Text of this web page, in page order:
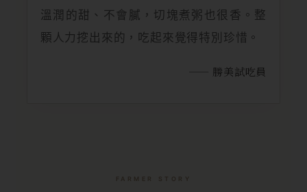
溫潤的甜、不會膩，切塊煮粥也很香。整
顆人力挖出來的，吃起來覺得特別珍惜。
—— 勝美試吃員
FARMER STORY